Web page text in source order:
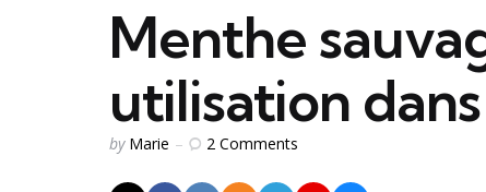
Menthe
utilisation
Posted
by Marie 2 Comments